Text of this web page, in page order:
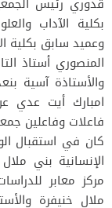
بكلية الآداب
وعميد سابق بكلية
المنصوري أستاذ
والأستاذة آسية
امبارك أيت عدي
فاعلات وفاعلين
كان في استقبال
الإنسانية بني
مركز معابر
ملال خنيفرة